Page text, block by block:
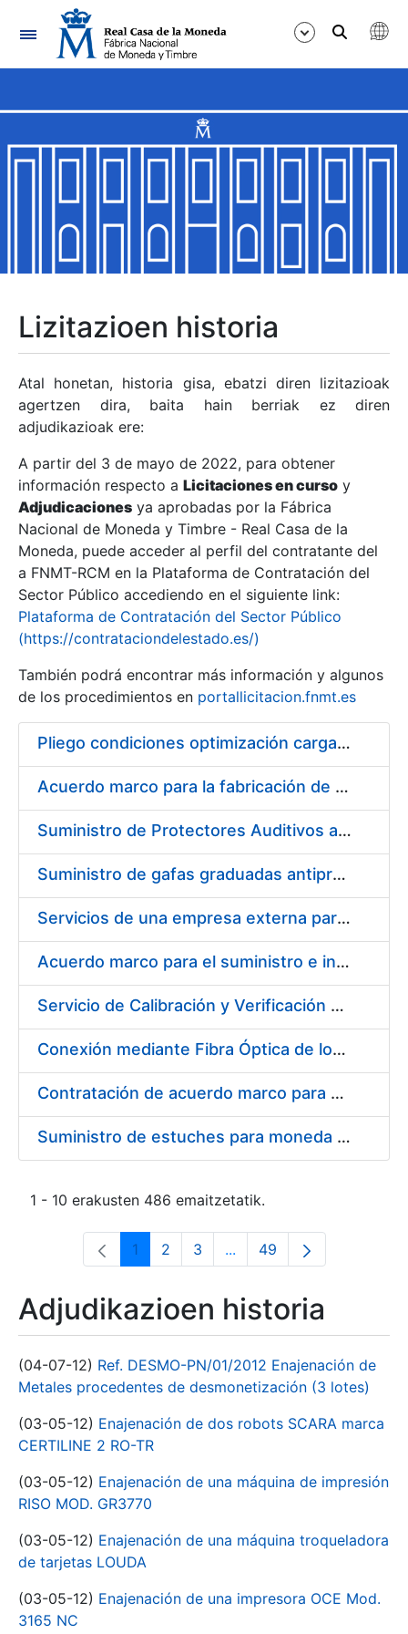
Nabigazioa
Erakutsi/Ezkutatu
Erakutsi/Ezkutatu
Erakutsi/Ezkutatu
Erakutsi/Ezkutatu
Erakutsi/Ezkutatu
Erakutsi/Ezkutatu
Erakutsi/Ezkutatu
Erakutsi/Ezkutatu
Lizitazioen historia
Atal honetan, historia gisa, ebatzi diren lizitazioak
agertzen dira, baita hain berriak ez diren
adjudikazioak ere:
A partir del 3 de mayo de 2022, para obtener
información respecto a Licitaciones en curso y
Adjudicaciones ya aprobadas por la Fábrica
Nacional de Moneda y Timbre - Real Casa de la
Moneda, puede acceder al perfil del contratante del
a FNMT-RCM en la Plataforma de Contratación del
Sector Público accediendo en el siguiente link:
Plataforma de Contratación del Sector Público
(https://contrataciondelestado.es/)
También podrá encontrar más información y algunos
de los procedimientos en portallicitacion.fnmt.es
Pliego condiciones optimización cargas compras firmado
Acuerdo marco para la fabricación de piezas
Suministro de Protectores Auditivos a medida para las personas trabajadoras de los Centros de Trabajo de Madrid y Burgos
Suministro de gafas graduadas antiproyecciones para los trabajadores de la FNMT-RCM en los centros de trabajo de Madrid y Burgos
Servicios de una empresa externa para el asesoramiento y resolución de los recursos de alzada que se presentan relacionados con procesos de selección para la FNMT-RCM
Acuerdo marco para el suministro e instalación de persianas, estores y otros complementos
Servicio de Calibración y Verificación Externa de los Equipos de Medición del Servicio de Prevención de la FNMT-RCM
Conexión mediante Fibra Óptica de los Centros de Proceso de Datos (CPDs) de las sedes de la FNMT-RCM de Burgos y Madrid
Contratación de acuerdo marco para el Suministro de Material de Electricidad para la Fábrica Nacional de Moneda y Timbre-Real Casa de la Moneda en su centro de trabajo de Burgos
Suministro de estuches para moneda de 30 €
1 - 10 erakusten 486 emaitzetatik.
Orrialdea
1 Orrialdea
2 Orrialdea
3 ...Intermediate Pages Use
Orrialdea
49
Adjudikazioen historia
(04-07-12) Ref. DESMO-PN/01/2012 Enajenación de
Metales procedentes de desmonetización (3 lotes)
(03-05-12) Enajenación de dos robots SCARA marca
CERTILINE 2 RO-TR
(03-05-12) Enajenación de una máquina de impresión
RISO MOD. GR3770
(03-05-12) Enajenación de una máquina troqueladora
de tarjetas LOUDA
(03-05-12) Enajenación de una impresora OCE Mod.
3165 NC